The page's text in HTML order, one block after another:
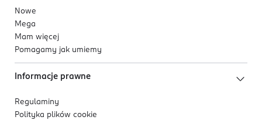
Nowe
Mega
Mam więcej
Pomagamy jak umiemy
Informacje prawne
Regulaminy
Polityka plików cookie